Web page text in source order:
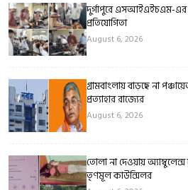
দুর্গাপুরে এসআইএইচএম-এর
প্রতিযোগিতা
August 6, 2026
গ্রামবাংলায় বাড়ছে না
প্রত্যাহার রাজ্যের
August 6, 2026
তোলা না দেওয়ায়
তৃণমূল কাউন্সিলর